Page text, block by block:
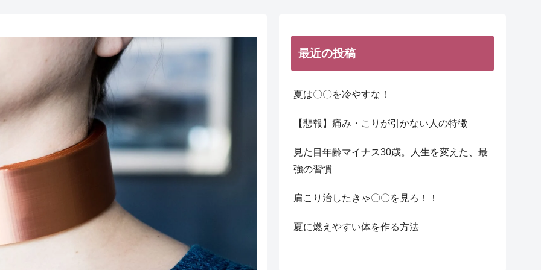
最近の投稿
夏は〇〇を冷やすな！
【悲報】痛み・こりが引かない人の特徴
見た目年齢マイナス30歳。人生を変えた、最
強の習慣
肩こり治したきゃ〇〇を見ろ！！
夏に燃えやすい体を作る方法